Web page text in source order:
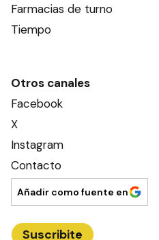
Farmacias de turno
Tiempo
Otros canales
Facebook
X
Instagram
Contacto
Añadir como fuente en
Suscribite